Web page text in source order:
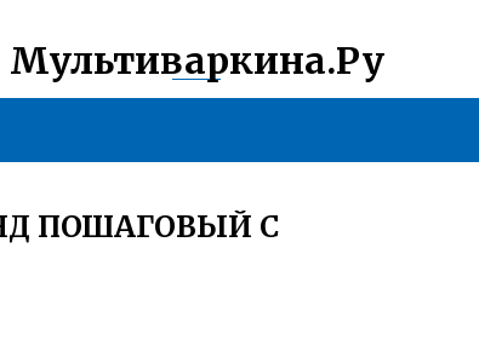
Мультиваркина.Ру
ПОШАГОВЫЙ С